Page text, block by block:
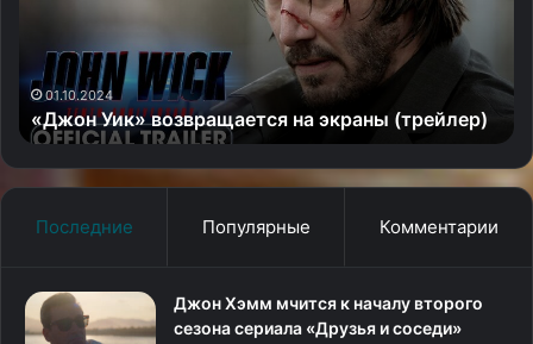
01.10.2024
«Джон Уик» возвращается на экраны (трейлер)
Последние Популярные Комментарии
Джон Хэмм мчится к началу второго
сезона сериала «Друзья и соседи»